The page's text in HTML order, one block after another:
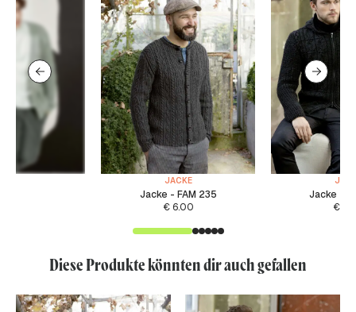
JACKE
Jacke - FAM 235
€6.00
Jacke -
€
Diese Produkte könnten dir auch gefallen